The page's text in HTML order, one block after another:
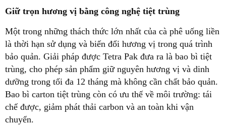
Giữ trọn hương vị bằng công nghệ tiệt trùng
Một trong những thách thức lớn nhất của cà phê uống liền
là thời hạn sử dụng và biến đổi hương vị trong quá trình
bảo quản. Giải pháp được Tetra Pak đưa ra là bao bì tiệt
trùng, cho phép sản phẩm giữ nguyên hương vị và dinh
dưỡng trong tối đa 12 tháng mà không cần chất bảo quản.
Bao bì carton tiệt trùng còn có ưu thế về môi trường: tái
chế được, giảm phát thải carbon và an toàn khi vận
chuyển.